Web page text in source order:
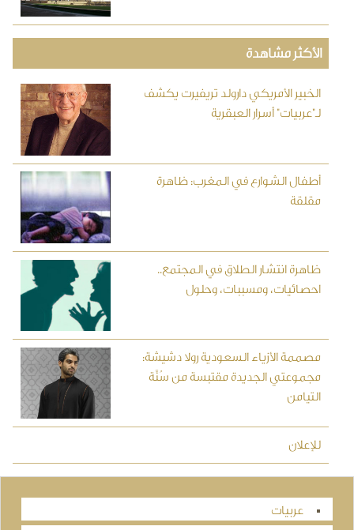
الأكثر مشاهدة
الخبير الأمريكي دارولد تريفيرت يكشف
لـ"عربيات" أسرار العبقرية
أطفال الشوارع في المغرب: ظاهرة
مقلقة
ظاهرة انتشار الطلاق في المجتمع..
احصائيات، ومسببات، وحلول
مصممة الأزياء السعودية رولا دشيشة:
مجموعتي الجديدة مقتبسة من سُنَّة
التيامن
للإعلان
عربيات